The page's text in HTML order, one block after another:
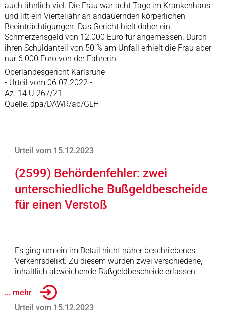
auch ähnlich viel. Die Frau war acht Tage im Krankenhaus
und litt ein Vierteljahr an andauernden körperlichen
Beeinträchtigungen. Das Gericht hielt daher ein
Schmerzensgeld von 12.000 Euro für angemessen. Durch
ihren Schuldanteil von 50 % am Unfall erhielt die Frau aber
nur 6.000 Euro von der Fahrerin.
Oberlandesgericht Karlsruhe
- Urteil vom 06.07.2022 -
Az. 14 U 267/21
Quelle: dpa/DAWR/ab/GLH
Urteil vom 15.12.2023
(2599) Behördenfehler: zwei
unterschiedliche Bußgeldbescheide
für einen Verstoß
Es ging um ein im Detail nicht näher beschriebenes
Verkehrsdelikt. Zu diesem wurden zwei verschiedene,
inhaltlich abweichende Bußgeldbescheide erlassen.
... mehr
Urteil vom 15.12.2023